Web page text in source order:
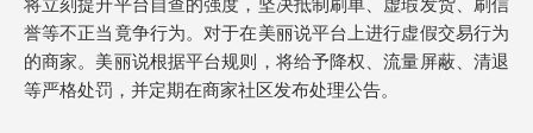
誉等不正当竟争行为。对于在美丽说平台上进行虚假交易行为
的商家。美丽说根据平台规则，将给予降权、流量屏蔽、清退
等严格处罚，并定期在商家社区发布处理公告。